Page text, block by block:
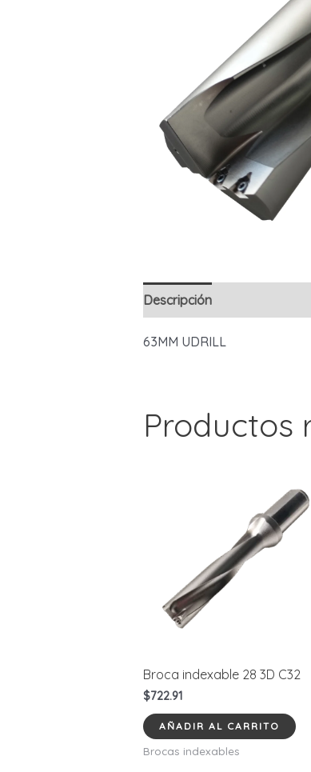
Descripción
63MM UDRILL
Productos
Broca indexable 28 3D C32
$722.91
AÑADIR AL CARRITO
Brocas indexables